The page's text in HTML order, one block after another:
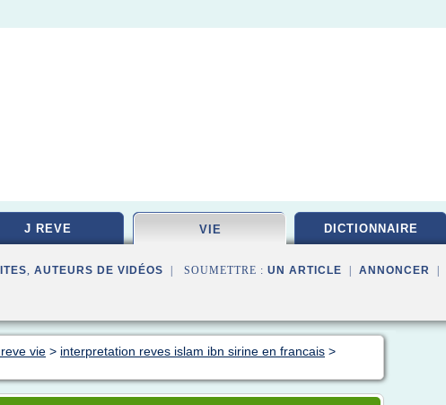
J REVE VIE DICTIONNAIRE
, AUTEURS DE VIDÉOS | SOUMETTRE : UN ARTICLE ANNONCER
vie > interpretation reves islam ibn sirine en francais >